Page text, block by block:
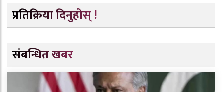
प्रतिक्रिया दिनुहोस् !
संबन्धित खबर